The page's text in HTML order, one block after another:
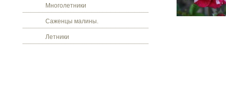
Многолетники
Саженцы малины.
Летники